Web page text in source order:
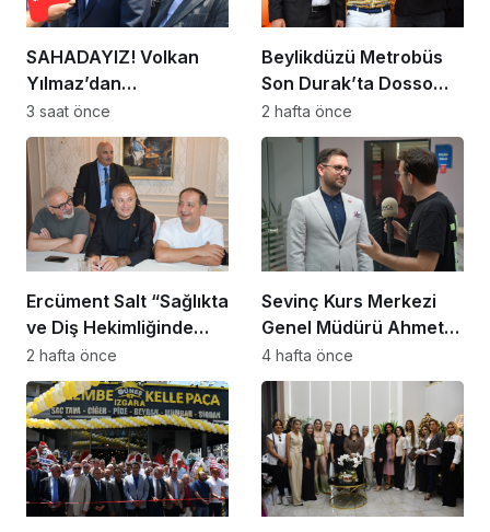
SAHADAYIZ! Volkan
Yılmaz’dan
Beylikdüzü’nde Dikkat
Çeken Mesaj
3 saat önce
Beylikdüzü Metrobüs
Son Durak’ta Dosso
Dossi Coffee coşkusu
2 hafta önce
Ercüment Salt “Sağlıkta
ve Diş Hekimliğinde
Dünya Çok Önemli
Noktaya Geldi”
2 hafta önce
Sevinç Kurs Merkezi
Genel Müdürü Ahmet
Zeyrekmişoğlu
Başarının Sırrını Anlattı
4 hafta önce